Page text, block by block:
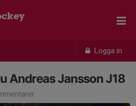
Logga in
Andreas Jansson J18